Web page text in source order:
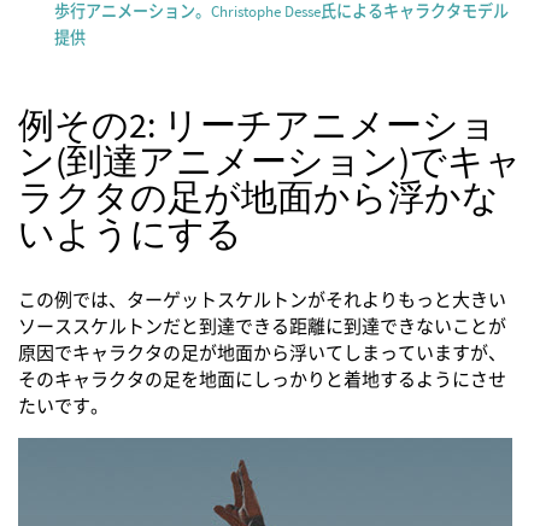
歩行アニメーション。Christophe Desse氏によるキャラクタモデル
提供
例その2: リーチアニメーショ
ン(到達アニメーション)でキャ
ラクタの足が地面から浮かな
いようにする
この例では、ターゲットスケルトンがそれよりもっと大きい
ソーススケルトンだと到達できる距離に到達できないことが
原因でキャラクタの足が地面から浮いてしまっていますが、
そのキャラクタの足を地面にしっかりと着地するようにさせ
たいです。